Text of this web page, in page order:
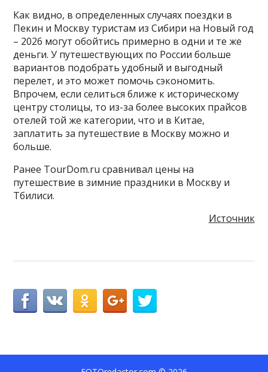
Как видно, в определенных случаях поездки в
Пекин и Москву туристам из Сибири на Новый год
– 2026 могут обойтись примерно в одни и те же
деньги. У путешествующих по России больше
вариантов подобрать удобный и выгодный
перелет, и это может помочь сэкономить.
Впрочем, если селиться ближе к историческому
центру столицы, то из-за более высоких прайсов
отелей той же категории, что и в Китае,
заплатить за путешествие в Москву можно и
больше.
Ранее TourDom.ru сравнивал цены на
путешествие в зимние праздники в Москву и
Тбилиси.
Источник